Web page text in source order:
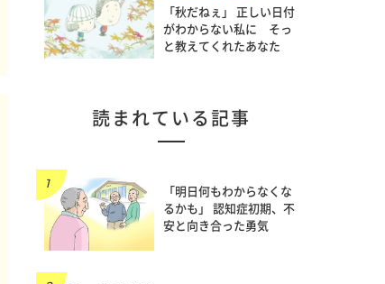
「秋だねぇ」 正しい日付
がわからない私に そっ
と教えてくれたあなた
読まれている記事
「明日何もわからなくな
るかも」 認知症初期、不
安と向き合った勇気